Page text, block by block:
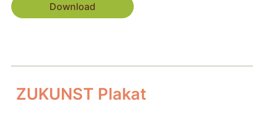
Download
ZUKUNST Plakat